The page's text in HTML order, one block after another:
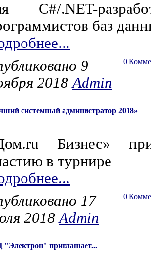
C#/.NET-
баз
0
9
2018Admin
системный администратор 2018»
Бизнес»
в турнире
0
17
2018Admin
приглашает...